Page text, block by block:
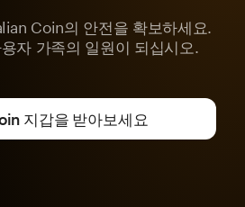
Coin의 안전을 확보하세요.
자 가족의 일원이 되십시오.
지갑을 받아보세요